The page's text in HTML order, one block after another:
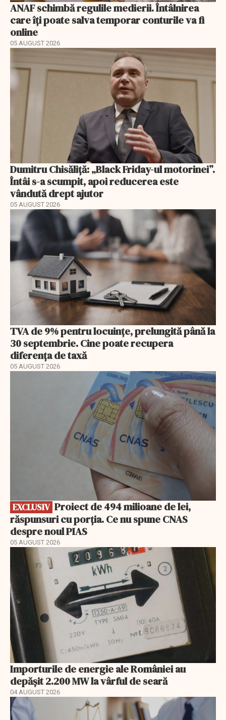
ANAF schimbă regulile medierii. Întâlnirea
care îți poate salva temporar conturile va fi
online
05 AUGUST 2026
Dumitru Chisăliță: „Black Friday-ul motorinei”.
Întâi s-a scumpit, apoi reducerea este
vândută drept ajutor
05 AUGUST 2026
TVA de 9% pentru locuințe, prelungită până la
30 septembrie. Cine poate recupera
diferența de taxă
05 AUGUST 2026
EXCLUSIV
răspunsuri cu porția. Ce nu spune CNAS
despre noul PIAS
05 AUGUST 2026
Importurile de energie ale României au
depășit 2.200 MW la vârful de seară
04 AUGUST 2026